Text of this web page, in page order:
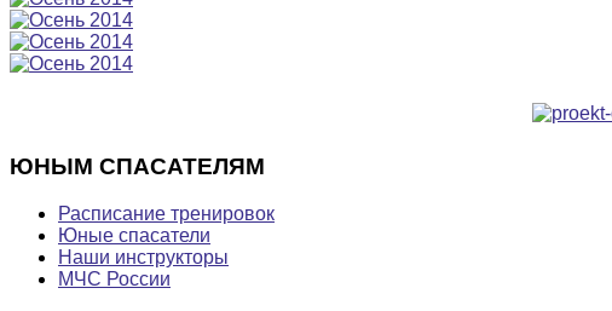
ЮНЫМ СПАСАТЕЛЯМ
Расписание тренировок
Юные спасатели
Наши инструкторы
МЧС России